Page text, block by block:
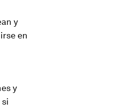
y
en
y